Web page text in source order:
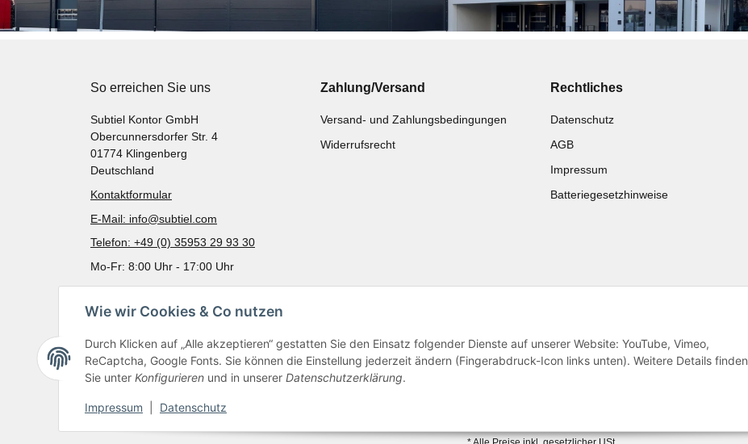
Wie wir Cookies & Co nutzen
Durch Klicken auf „Alle akzeptieren“ gestatten Sie den Einsatz folgender Dienste auf unserer Website: YouTube, Vimeo,
ReCaptcha, Google Fonts. Sie können die Einstellung jederzeit ändern (Fingerabdruck-Icon links unten). Weitere Details finden
Sie unter Konfigurieren und in unserer Datenschutzerklärung.
Impressum Datenschutz
So erreichen Sie uns
Subtiel Kontor GmbH
Obercunnersdorfer Str. 4
01774 Klingenberg
Deutschland
Kontaktformular
E-Mail: info@subtiel.com
Telefon: +49 (0) 35953 29 93 30
Mo-Fr: 8:00 Uhr - 17:00 Uhr
Zahlung/Versand
Versand- und Zahlungsbedingungen
Widerrufsrecht
Rechtliches
Datenschutz
AGB
Impressum
Batteriegesetzhinweise
Zur Schnellbestellung Preisliste anschauen